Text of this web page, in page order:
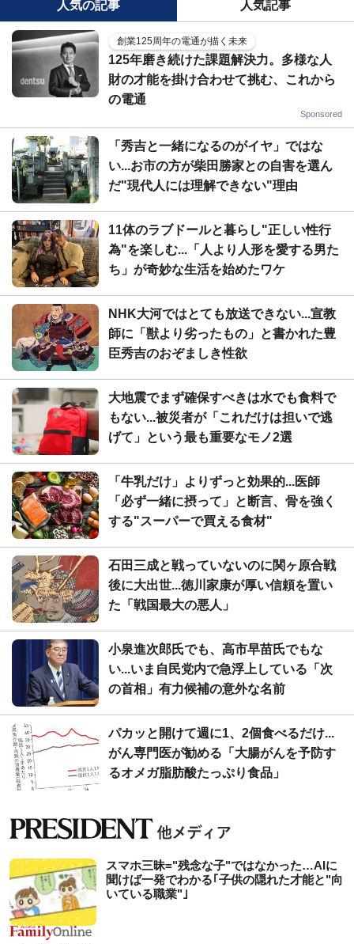
人気の記事 人気記事
創業125周年の電通が描く未来
125年磨き続けた課題解決力。多様な人
財の才能を掛け合わせて挑む、これから
の電通
Sponsored
「秀吉と一緒になるのがイヤ」ではな
い...お市の方が柴田勝家との自害を選ん
だ"現代人には理解できない"理由
11体のラブドールと暮らし"正しい性行
為"を楽しむ...「人より人形を愛する男た
ち」が奇妙な生活を始めたワケ
NHK大河ではとても放送できない...宣教
師に「獣より劣ったもの」と書かれた豊
臣秀吉のおぞましき性欲
大地震でまず確保すべきは水でも食料で
もない...被災者が「これだけは担いで逃
げて」という最も重要なモノ2選
「牛乳だけ」よりずっと効果的...医師
「必ず一緒に摂って」と断言、骨を強く
する"スーパーで買える食材"
石田三成と戦っていないのに関ヶ原合戦
後に大出世...徳川家康が厚い信頼を置い
た「戦国最大の悪人」
小泉進次郎氏でも、高市早苗氏でもな
い...いま自民党内で急浮上している「次
の首相」有力候補の意外な名前
パカッと開けて週に1、2個食べるだけ...
がん専門医が勧める「大腸がんを予防す
るオメガ脂肪酸たっぷり食品」
スマホ三昧="残念な子"ではなかった…AIに
聞けば一発でわかる｢子供の隠れた才能と"向
いている職業"｣